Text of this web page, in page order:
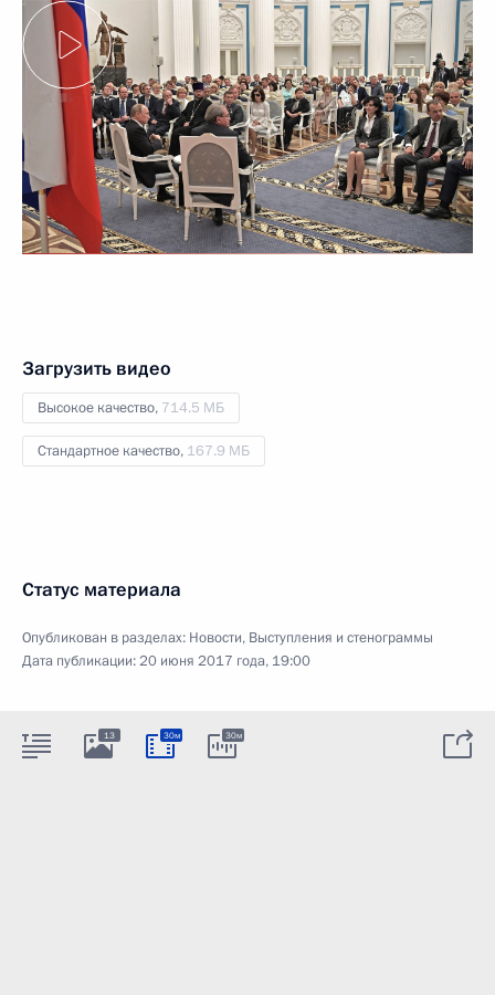
Загрузить видео
Высокое качество, 714.5 МБ
Стандартное качество, 167.9 МБ
Статус материала
Опубликован в разделах: Новости, Выступления и стенограммы
Дата публикации:20 июня 2017 года, 19:00
13 30м 30м